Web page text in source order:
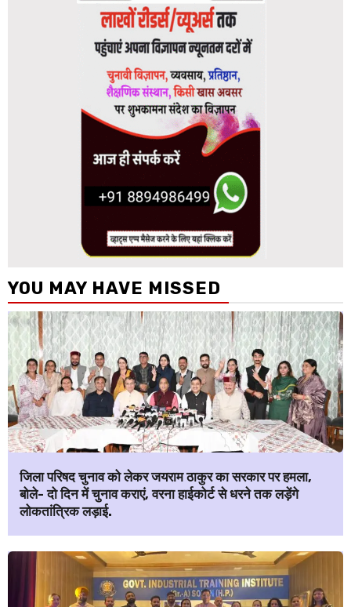
YOU MAY HAVE MISSED
जिला परिषद चुनाव को लेकर जयराम ठाकुर का सरकार पर हमला,
बोले- दो दिन में चुनाव कराएं, वरना हाईकोर्ट से धरने तक लड़ेंगे
लोकतांत्रिक लड़ाई.